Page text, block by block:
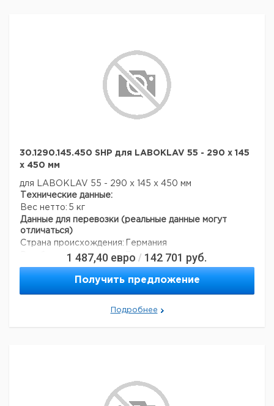
30.1290.145.450 SHP для LABOKLAV 55 - 290 x 145
x 450 мм
для LABOKLAV 55 - 290 x 145 x 450 мм
Технические данные:
Вес нетто: 5 кг
Данные для перевозки (реальные данные могут
отличаться)
Страна происхождения: Германия
Вес брутто:
7 кг
1 487,40 евро / 142 701 руб.
Получить предложение
Подробнее